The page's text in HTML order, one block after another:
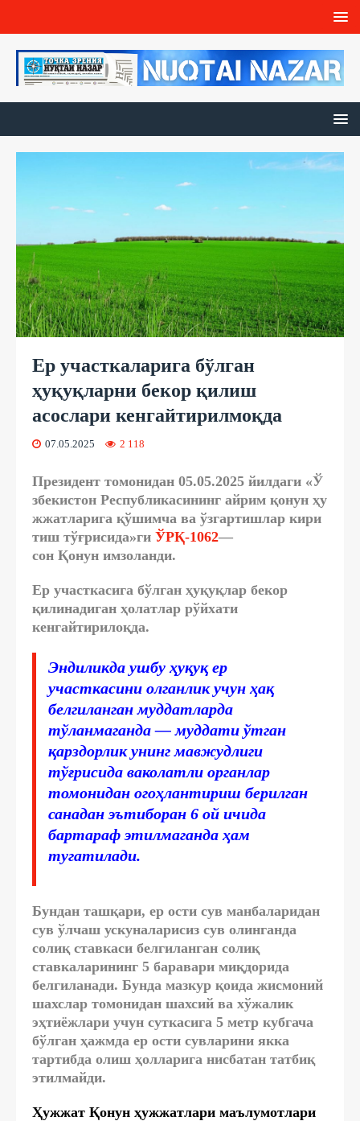
Ер участкаларига бўлган
ҳуқуқларни бекор қилиш
асослари кенгайтирилмоқда
07.05.2025 2 118
Президент томонидан 05.05.2025 йилдаги «Ў
збекистон Республикасининг айрим қонун ҳу
жжатларига қўшимча ва ўзгартишлар кири
тиш тўғрисида»ги ЎРҚ-1062—
сон Қонун имзоланди.
Ер участкасига бўлган ҳуқуқлар бекор
қилинадиган ҳолатлар рўйхати
кенгайтирилоқда.
Эндиликда ушбу ҳуқуқ ер
участкасини олганлик учун ҳақ
белгиланган муддатларда
тўланмаганда — муддати ўтган
қарздорлик унинг мавжудлиги
тўғрисида ваколатли органлар
томонидан огоҳлантириш берилган
санадан эътиборан 6 ой ичида
бартараф этилмаганда ҳам
тугатилади.
Бундан ташқари, ер ости сув манбаларидан
сув ўлчаш ускуналарисиз сув олинганда
солиқ ставкаси белгиланган солиқ
ставкаларининг 5 баравари миқдорида
белгиланади. Бунда мазкур қоида жисмоний
шахслар томонидан шахсий ва хўжалик
эҳтиёжлари учун суткасига 5 метр кубгача
бўлган ҳажмда ер ости сувларини якка
тартибда олиш ҳолларига нисбатан татбиқ
этилмайди.
Ҳужжат Қонун ҳужжатлари маълумотлари